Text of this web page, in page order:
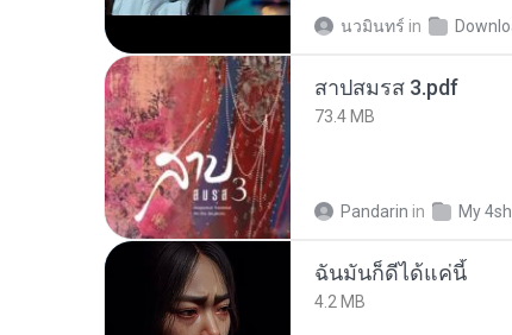
นวมินทร์ in
สาปสมรส 3.pdf
73.4 MB
Pandarin in My
ฉันมันก็ดีได้แค่นี้
4.2 MB